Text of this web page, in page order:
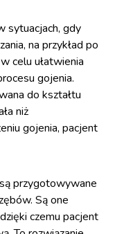
sytuacjach, gdy
na przykład po
celu ułatwienia
gojenia.
do kształtu
niż
gojenia, pacjent
przygotowywane
Są one
czemu pacjent